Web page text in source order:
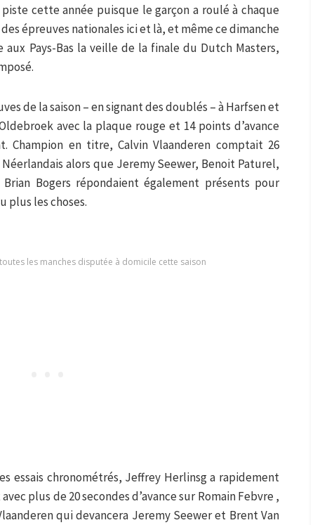
cette année puisque le garçon a roulé à chaque
épreuves nationales ici et là, et même ce dimanche
aux Pays-Bas la veille de la finale du Dutch Masters,
de la saison – en signant des doublés – à Harfsen et
avec la plaque rouge et 14 points d’avance
Champion en titre, Calvin Vlaanderen comptait 26
alors que Jeremy Seewer, Benoit Paturel,
Bogers répondaient également présents pour
plus les choses.
les manches disputée à domicile cette saison
essais chronométrés, Jeffrey Herlinsg a rapidement
plus de 20 secondes d’avance sur Romain Febvre ,
qui devancera Jeremy Seewer et Brent Van